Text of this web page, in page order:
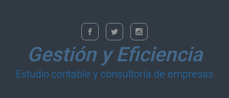
Gestión y Eficiencia
Estudio contable y consultoría de empresas